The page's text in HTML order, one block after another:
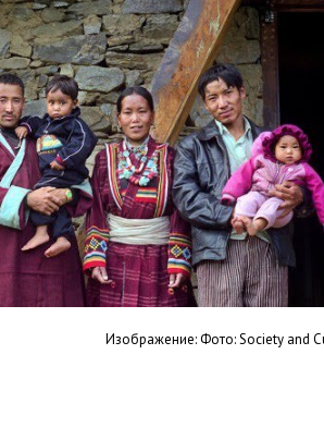
Изображение: Фото: Society and